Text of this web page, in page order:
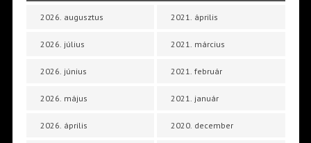
2026. augusztus
2026. július
2026. június
2026. május
2026. április
2021. április
2021. március
2021. február
2021. január
2020. december